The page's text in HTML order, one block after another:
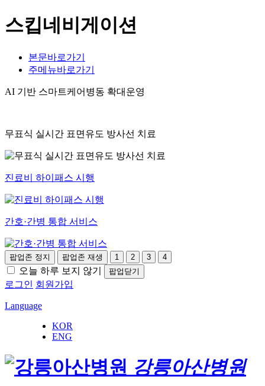
스킵네비게이션
본문바로가기
주메뉴바로가기
AI 기반 스마트케어병동 확대운영
무표식 실시간 표면유도 방사선 치료
진료비 하이패스 시행
간호·간병 통합 서비스
팝업존 정지 팝업존 재생 1 2 3 4
오늘 하루 보지 않기 팝업닫기
로그인 회원가입
Language
KOR
ENG
강릉아산병원